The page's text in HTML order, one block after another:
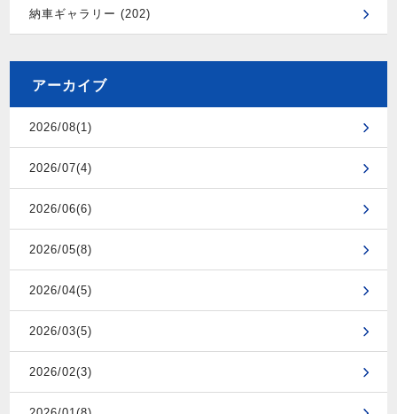
納車ギャラリー (202)
アーカイブ
2026/08(1)
2026/07(4)
2026/06(6)
2026/05(8)
2026/04(5)
2026/03(5)
2026/02(3)